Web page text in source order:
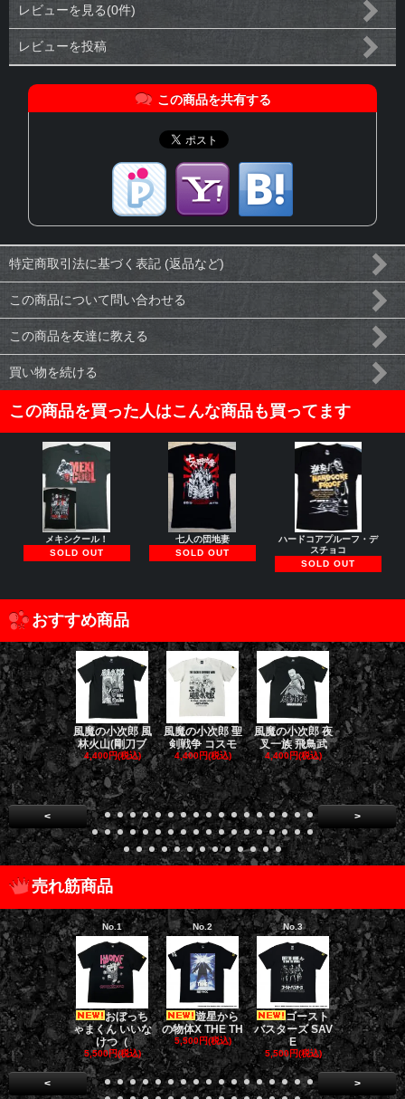
レビューを見る(0件)
レビューを投稿
この商品を共有する
特定商取引法に基づく表記 (返品など)
この商品について問い合わせる
この商品を友達に教える
買い物を続ける
この商品を買った人はこんな商品も買ってます
メキシクール！
SOLD OUT
七人の団地妻
SOLD OUT
ハードコアプルーフ・デ
スチョコ
SOLD OUT
おすすめ商品
風魔の小次郎 風
林火山(剛刀ブ
4,400円(税込)
風魔の小次郎 聖
剣戦争 コスモ
4,400円(税込)
風魔の小次郎 夜
叉一族 飛鳥武
4,400円(税込)
風魔の小次
魔一族 竜
4,400円(税
< >
売れ筋商品
No.1
おぼっち
ゃまくん いいな
けつ（
5,500円(税込)
No.2
遊星から
の物体X THE TH
5,500円(税込)
No.3
ゴースト
バスターズ SAV
E
5,500円(税込)
No.4
ゴー
バスターズ
ージャ
5,500円(税
< >